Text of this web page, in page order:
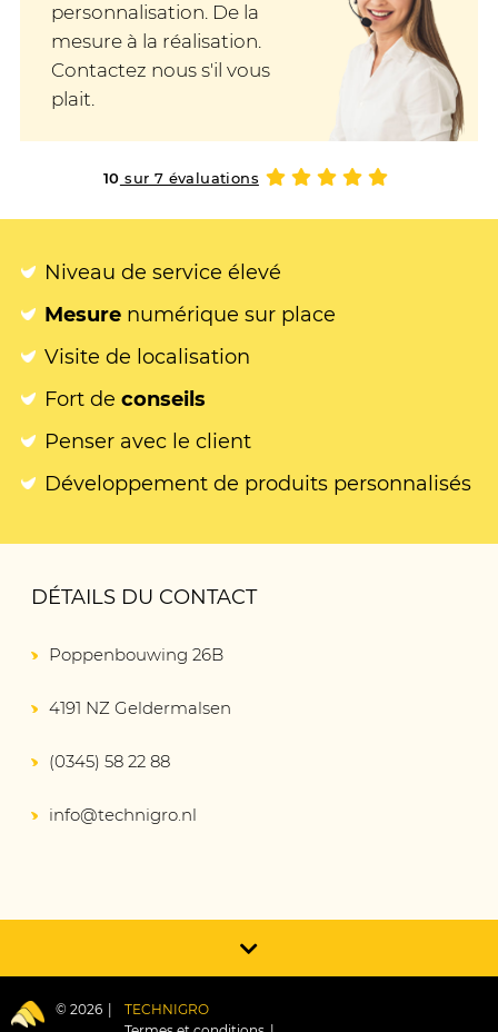
personnalisation. De la
mesure à la réalisation.
Contactez nous s'il vous
plait.
10 sur 7 évaluations
Niveau de service élevé
Mesure numérique sur place
Visite de localisation
Fort de conseils
Penser avec le client
Développement de produits personnalisés
DÉTAILS DU CONTACT
Poppenbouwing 26B
4191 NZ Geldermalsen
(0345) 58 22 88
info@technigro.nl
© 2026
TECHNIGRO